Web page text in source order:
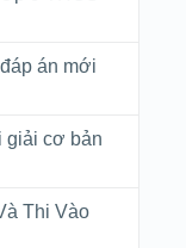
án mới
giải cơ bản
Thi Vào